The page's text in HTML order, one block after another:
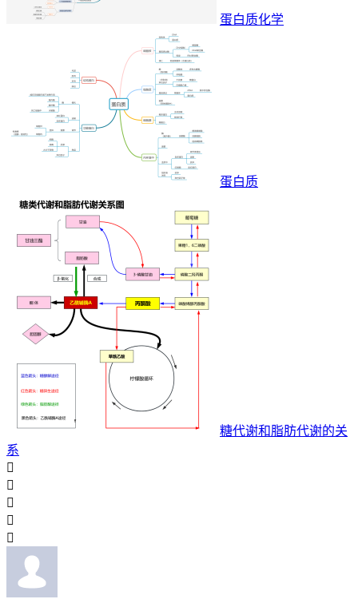
蛋白质化学
蛋白质
糖代谢和脂肪代谢的关
系




